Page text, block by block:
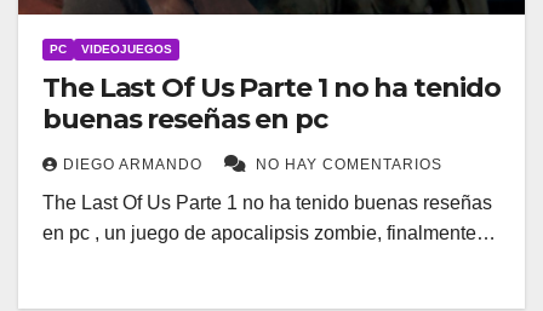
PC VIDEOJUEGOS
The Last Of Us Parte 1 no ha tenido
buenas reseñas en pc
DIEGO ARMANDO NO HAY COMENTARIOS
The Last Of Us Parte 1 no ha tenido buenas reseñas
en pc , un juego de apocalipsis zombie, finalmente…